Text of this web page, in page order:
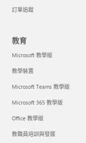
訂單追蹤
教育
Microsoft 教學版
教學裝置
Microsoft Teams 教學版
Microsoft 365 教學版
Office 教學版
教職員培訓與發展